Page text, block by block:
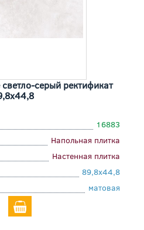
серый ректификат
16883
Напольная плитка
Настенная плитка
89,8x44,8
матовая